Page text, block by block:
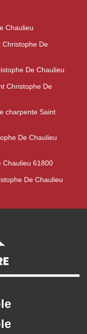
Chaulieu
Christophe De
De Chaulieu
Christophe De
charpente Saint
De Chaulieu
Chaulieu 61800
De Chaulieu